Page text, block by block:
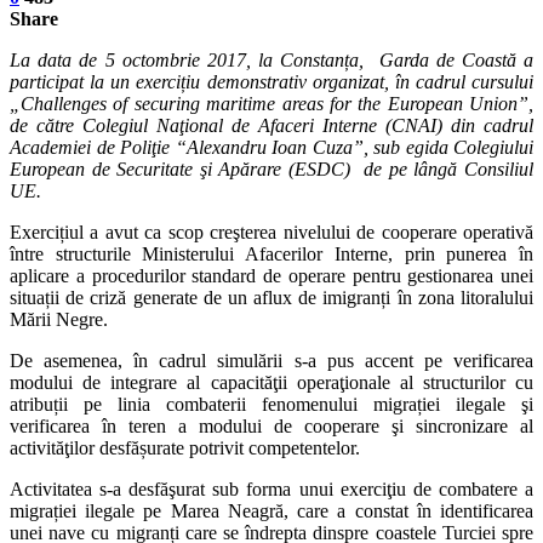
Share
La data de 5 octombrie 2017, la Constanța, Garda de Coastă a
participat la un exercițiu demonstrativ organizat, în cadrul cursului
„Challenges of securing maritime areas for the European Union”,
de către Colegiul Naţional de Afaceri Interne (CNAI) din cadrul
Academiei de Poliţie “Alexandru Ioan Cuza”, sub egida Colegiului
European de Securitate şi Apărare (ESDC) de pe lângă Consiliul
UE.
Exercițiul a avut ca scop creşterea nivelului de cooperare operativă
între structurile Ministerului Afacerilor Interne, prin punerea în
aplicare a procedurilor standard de operare pentru gestionarea unei
situații de criză generate de un aflux de imigranți în zona litoralului
Mării Negre.
De asemenea, în cadrul simulării s-a pus accent pe verificarea
modului de integrare al capacităţii operaţionale al structurilor cu
atribuții pe linia combaterii fenomenului migrației ilegale şi
verificarea în teren a modului de cooperare şi sincronizare al
activităţilor desfășurate potrivit competentelor.
Activitatea s-a desfăşurat sub forma unui exerciţiu de combatere a
migrației ilegale pe Marea Neagră, care a constat în identificarea
unei nave cu migranți care se îndrepta dinspre coastele Turciei spre